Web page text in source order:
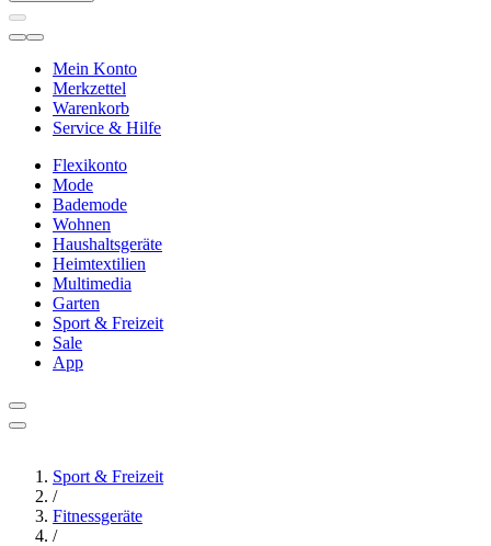
Mein Konto
Merkzettel
Warenkorb
Service & Hilfe
Flexikonto
Mode
Bademode
Wohnen
Haushaltsgeräte
Heimtextilien
Multimedia
Garten
Sport & Freizeit
Sale
App
Sport & Freizeit
/
Fitnessgeräte
/